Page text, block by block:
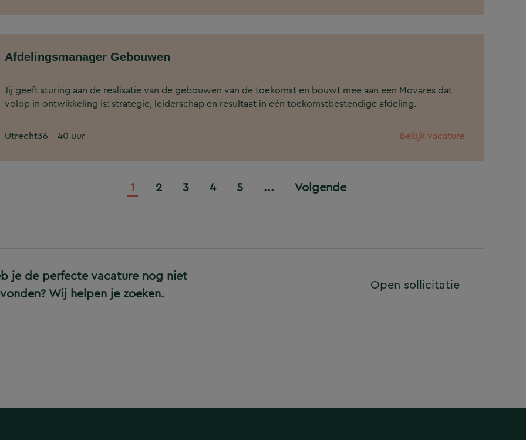
Afdelingsmanager Gebouwen
Jij geeft sturing aan de realisatie van de gebouwen van de toekomst en bouwt mee aan een Movares dat
volop in ontwikkeling is: strategie, leiderschap en resultaat in één toekomstbestendige afdeling.
Utrecht36 - 40 uur Bekijk vacature
1 2 3 4 5 ... Volgende
je de perfecte vacature nog niet
Wij helpen je zoeken.
Open sollicitatie